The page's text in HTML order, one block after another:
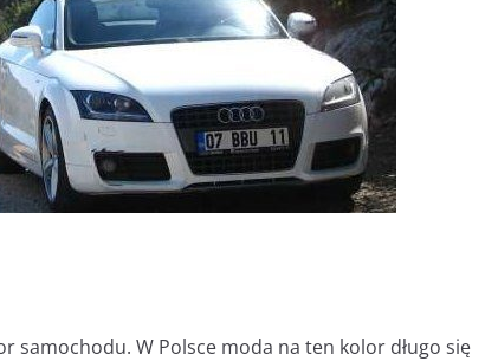
samochodu. W Polsce moda na ten kolor długo się